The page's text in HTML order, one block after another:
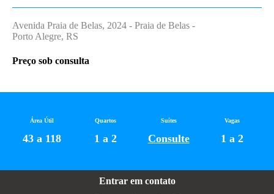
Entrar em contato
Área Útil
43 a 118
Quartos
1 a 2
Suítes
Consulte
Vagas
1 a 2
Avenida Praia de Belas, 2024 - Praia de Belas -
Porto Alegre, RS
Preço sob consulta